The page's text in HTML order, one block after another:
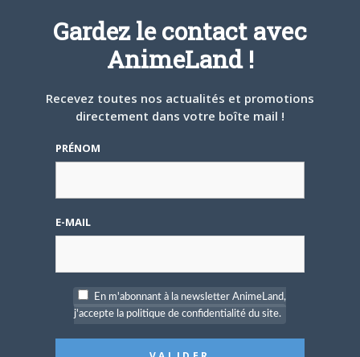
Mot de passe
Se souvenir de moi
Créer un
OÙ TROUVER NOS MAGAZINES
Gardez le contact avec
AnimeLand !
Recevez toutes nos actualités et promotions
directement dans votre boîte mail !
PRÉNOM
E-MAIL
En m'abonnant à la newsletter AnimeLand,
j'accepte la politique de confidentialité du site.